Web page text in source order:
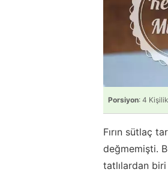
Porsiyon: 4 Kişilik
Fırın sütlaç
değmemişti.
tatlılardan